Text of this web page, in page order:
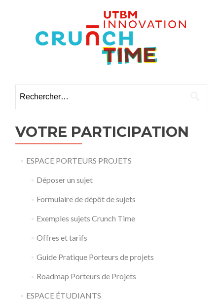
VOTRE PARTICIPATION
ESPACE PORTEURS PROJETS
Déposer un sujet
Formulaire de dépôt de sujets
Exemples sujets Crunch Time
Offres et tarifs
Guide Pratique Porteurs de projets
Roadmap Porteurs de Projets
ESPACE ÉTUDIANTS